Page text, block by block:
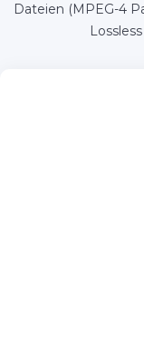
Dateien (MPEG-4